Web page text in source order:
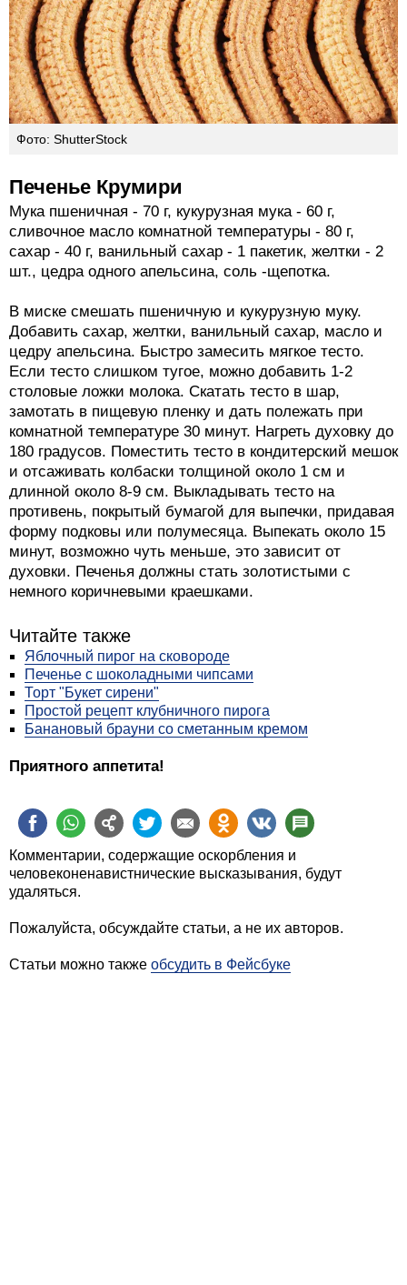
Фото: ShutterStock
Печенье Крумири
Мука пшеничная - 70 г, кукурузная мука - 60 г,
сливочное масло комнатной температуры - 80 г,
сахар - 40 г, ванильный сахар - 1 пакетик, желтки - 2
шт., цедра одного апельсина, соль -щепотка.
В миске смешать пшеничную и кукурузную муку.
Добавить сахар, желтки, ванильный сахар, масло и
цедру апельсина. Быстро замесить мягкое тесто.
Если тесто слишком тугое, можно добавить 1-2
столовые ложки молока. Скатать тесто в шар,
замотать в пищевую пленку и дать полежать при
комнатной температуре 30 минут. Нагреть духовку до
180 градусов. Поместить тесто в кондитерский мешок
и отсаживать колбаски толщиной около 1 см и
длинной около 8-9 см. Выкладывать тесто на
противень, покрытый бумагой для выпечки, придавая
форму подковы или полумесяца. Выпекать около 15
минут, возможно чуть меньше, это зависит от
духовки. Печенья должны стать золотистыми с
немного коричневыми краешками.
Читайте также
Яблочный пирог на сковороде
Печенье с шоколадными чипсами
Торт "Букет сирени"
Простой рецепт клубничного пирога
Банановый брауни со сметанным кремом
Приятного аппетита!
Комментарии, содержащие оскорбления и
человеконенавистнические высказывания, будут
удаляться.
Пожалуйста, обсуждайте статьи, а не их авторов.
Статьи можно также обсудить в Фейсбуке